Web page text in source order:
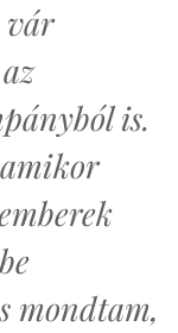
vár
is.
mondtam,